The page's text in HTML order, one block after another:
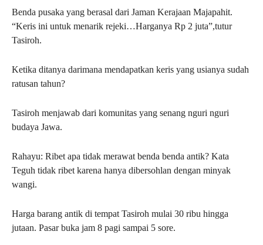
Benda pusaka yang berasal dari Jaman Kerajaan Majapahit.
“Keris ini untuk menarik rejeki…Harganya Rp 2 juta”,tutur
Tasiroh.
Ketika ditanya darimana mendapatkan keris yang usianya sudah
ratusan tahun?
Tasiroh menjawab dari komunitas yang senang nguri nguri
budaya Jawa.
Rahayu: Ribet apa tidak merawat benda benda antik? Kata
Teguh tidak ribet karena hanya dibersohlan dengan minyak
wangi.
Harga barang antik di tempat Tasiroh mulai 30 ribu hingga
jutaan. Pasar buka jam 8 pagi sampai 5 sore.